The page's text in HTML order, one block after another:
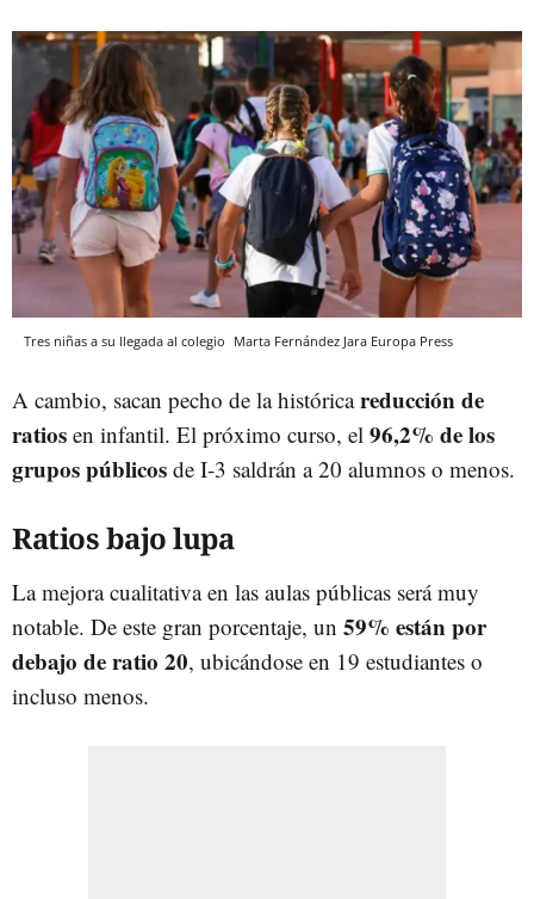
Tres niñas a su llegada al colegio Marta Fernández Jara Europa Press
A cambio, sacan pecho de la históricareducción de
ratios en infantil. El próximo curso, el 96,2% de los
grupos públicos de I-3 saldrán a 20 alumnos o menos.
Ratios bajo lupa
La mejora cualitativa en las aulas públicas será muy
notable. De este gran porcentaje, un 59% están por
debajo de ratio 20, ubicándose en 19 estudiantes o
incluso menos.